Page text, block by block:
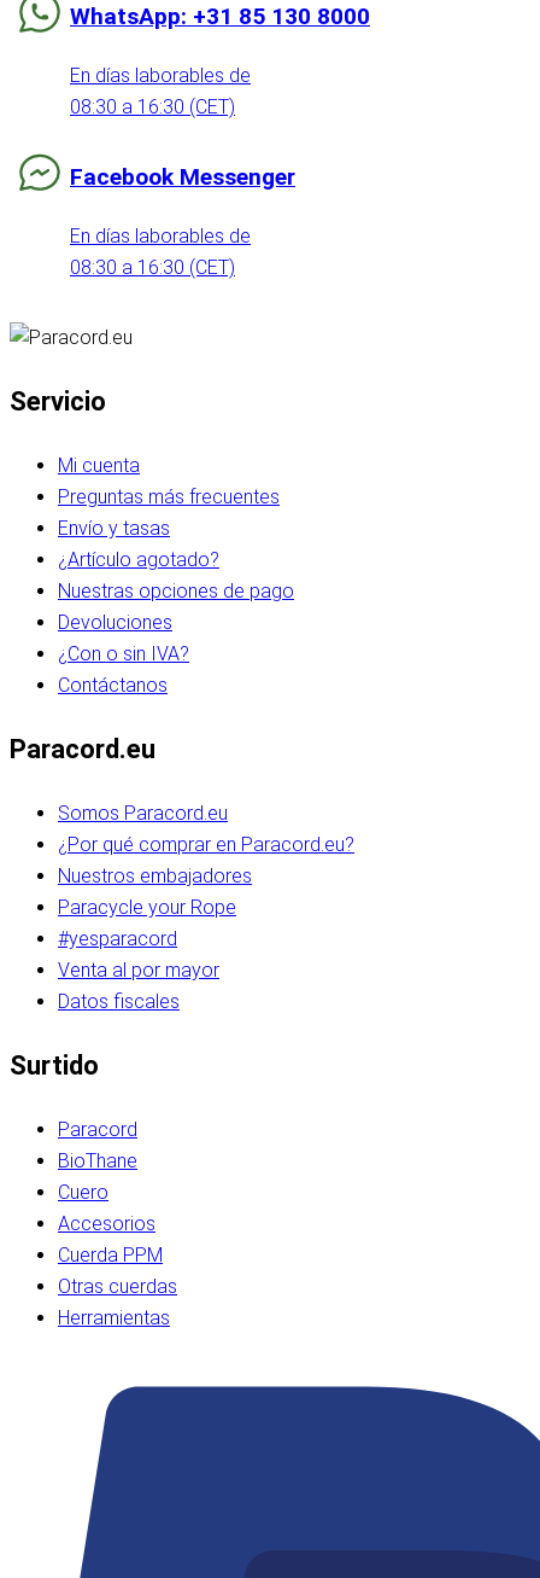
WhatsApp: +31 85 130 8000
En días laborables de
08:30 a 16:30 (CET)
Facebook Messenger
En días laborables de
08:30 a 16:30 (CET)
Servicio
Mi cuenta
Preguntas más frecuentes
Envío y tasas
¿Artículo agotado?
Nuestras opciones de pago
Devoluciones
¿Con o sin IVA?
Contáctanos
Paracord.eu
Somos Paracord.eu
¿Por qué comprar en Paracord.eu?
Nuestros embajadores
Paracycle your Rope
#yesparacord
Venta al por mayor
Datos fiscales
Surtido
Paracord
BioThane
Cuero
Accesorios
Cuerda PPM
Otras cuerdas
Herramientas